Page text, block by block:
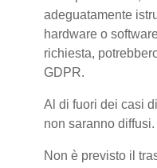
adeguatamente
hardware o
richiesta,
GDPR.
Al di fuori dei casi
non saranno diffusi.
Non è previsto il